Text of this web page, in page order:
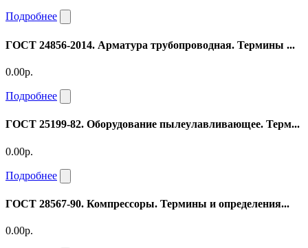
Подробнее
ГОСТ 24856-2014. Арматура трубопроводная. Термины ...
0.00р.
Подробнее
ГОСТ 25199-82. Оборудование пылеулавливающее. Терм...
0.00р.
Подробнее
ГОСТ 28567-90. Компрессоры. Термины и определения...
0.00р.